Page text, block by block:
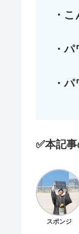
・
・
・
✅本記
スポンジ